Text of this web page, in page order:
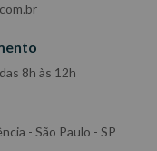
8h às 12h
- São Paulo - SP